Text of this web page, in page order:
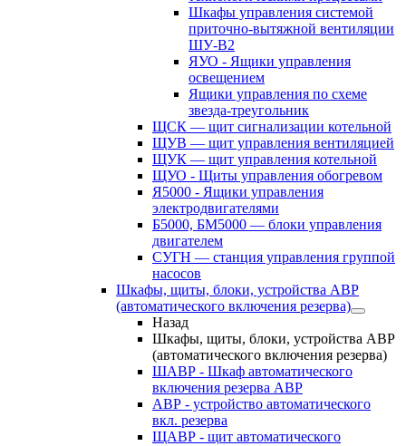
Шкафы управления системой
приточно-вытяжной вентиляции
ШУ-В2
ЯУО - Ящики управления
освещением
Ящики управления по схеме
звезда-треугольник
ЩСК — щит сигнализации котельной
ЩУВ — щит управления вентиляцией
ЩУК — щит управления котельной
ЩУО - Щиты управления обогревом
Я5000 - Ящики управления
электродвигателями
Б5000, БМ5000 — блоки управления
двигателем
СУГН — станция управления группой
насосов
Шкафы, щиты, блоки, устройства АВР
(автоматического включения резерва)
Назад
Шкафы, щиты, блоки, устройства АВР
(автоматического включения резерва)
ШАВР - Шкаф автоматического
включения резерва АВР
АВР - устройство автоматического
вкл. резерва
ЩАВР - щит автоматического